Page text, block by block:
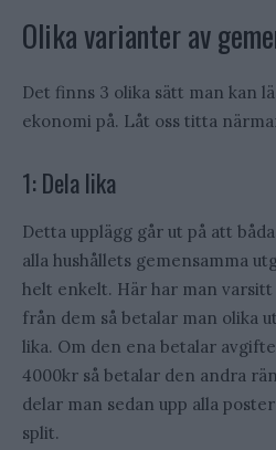
Olika varianter av
Det finns 3 olika sätt man kan
ekonomi på. Låt oss titta
1: Dela lika
Detta upplägg går ut på att
alla hushållets gemensamma
helt enkelt. Här har man
från dem så betalar man olika
lika. Om den ena betalar
4000kr så betalar den andra
delar man sedan upp alla
split.